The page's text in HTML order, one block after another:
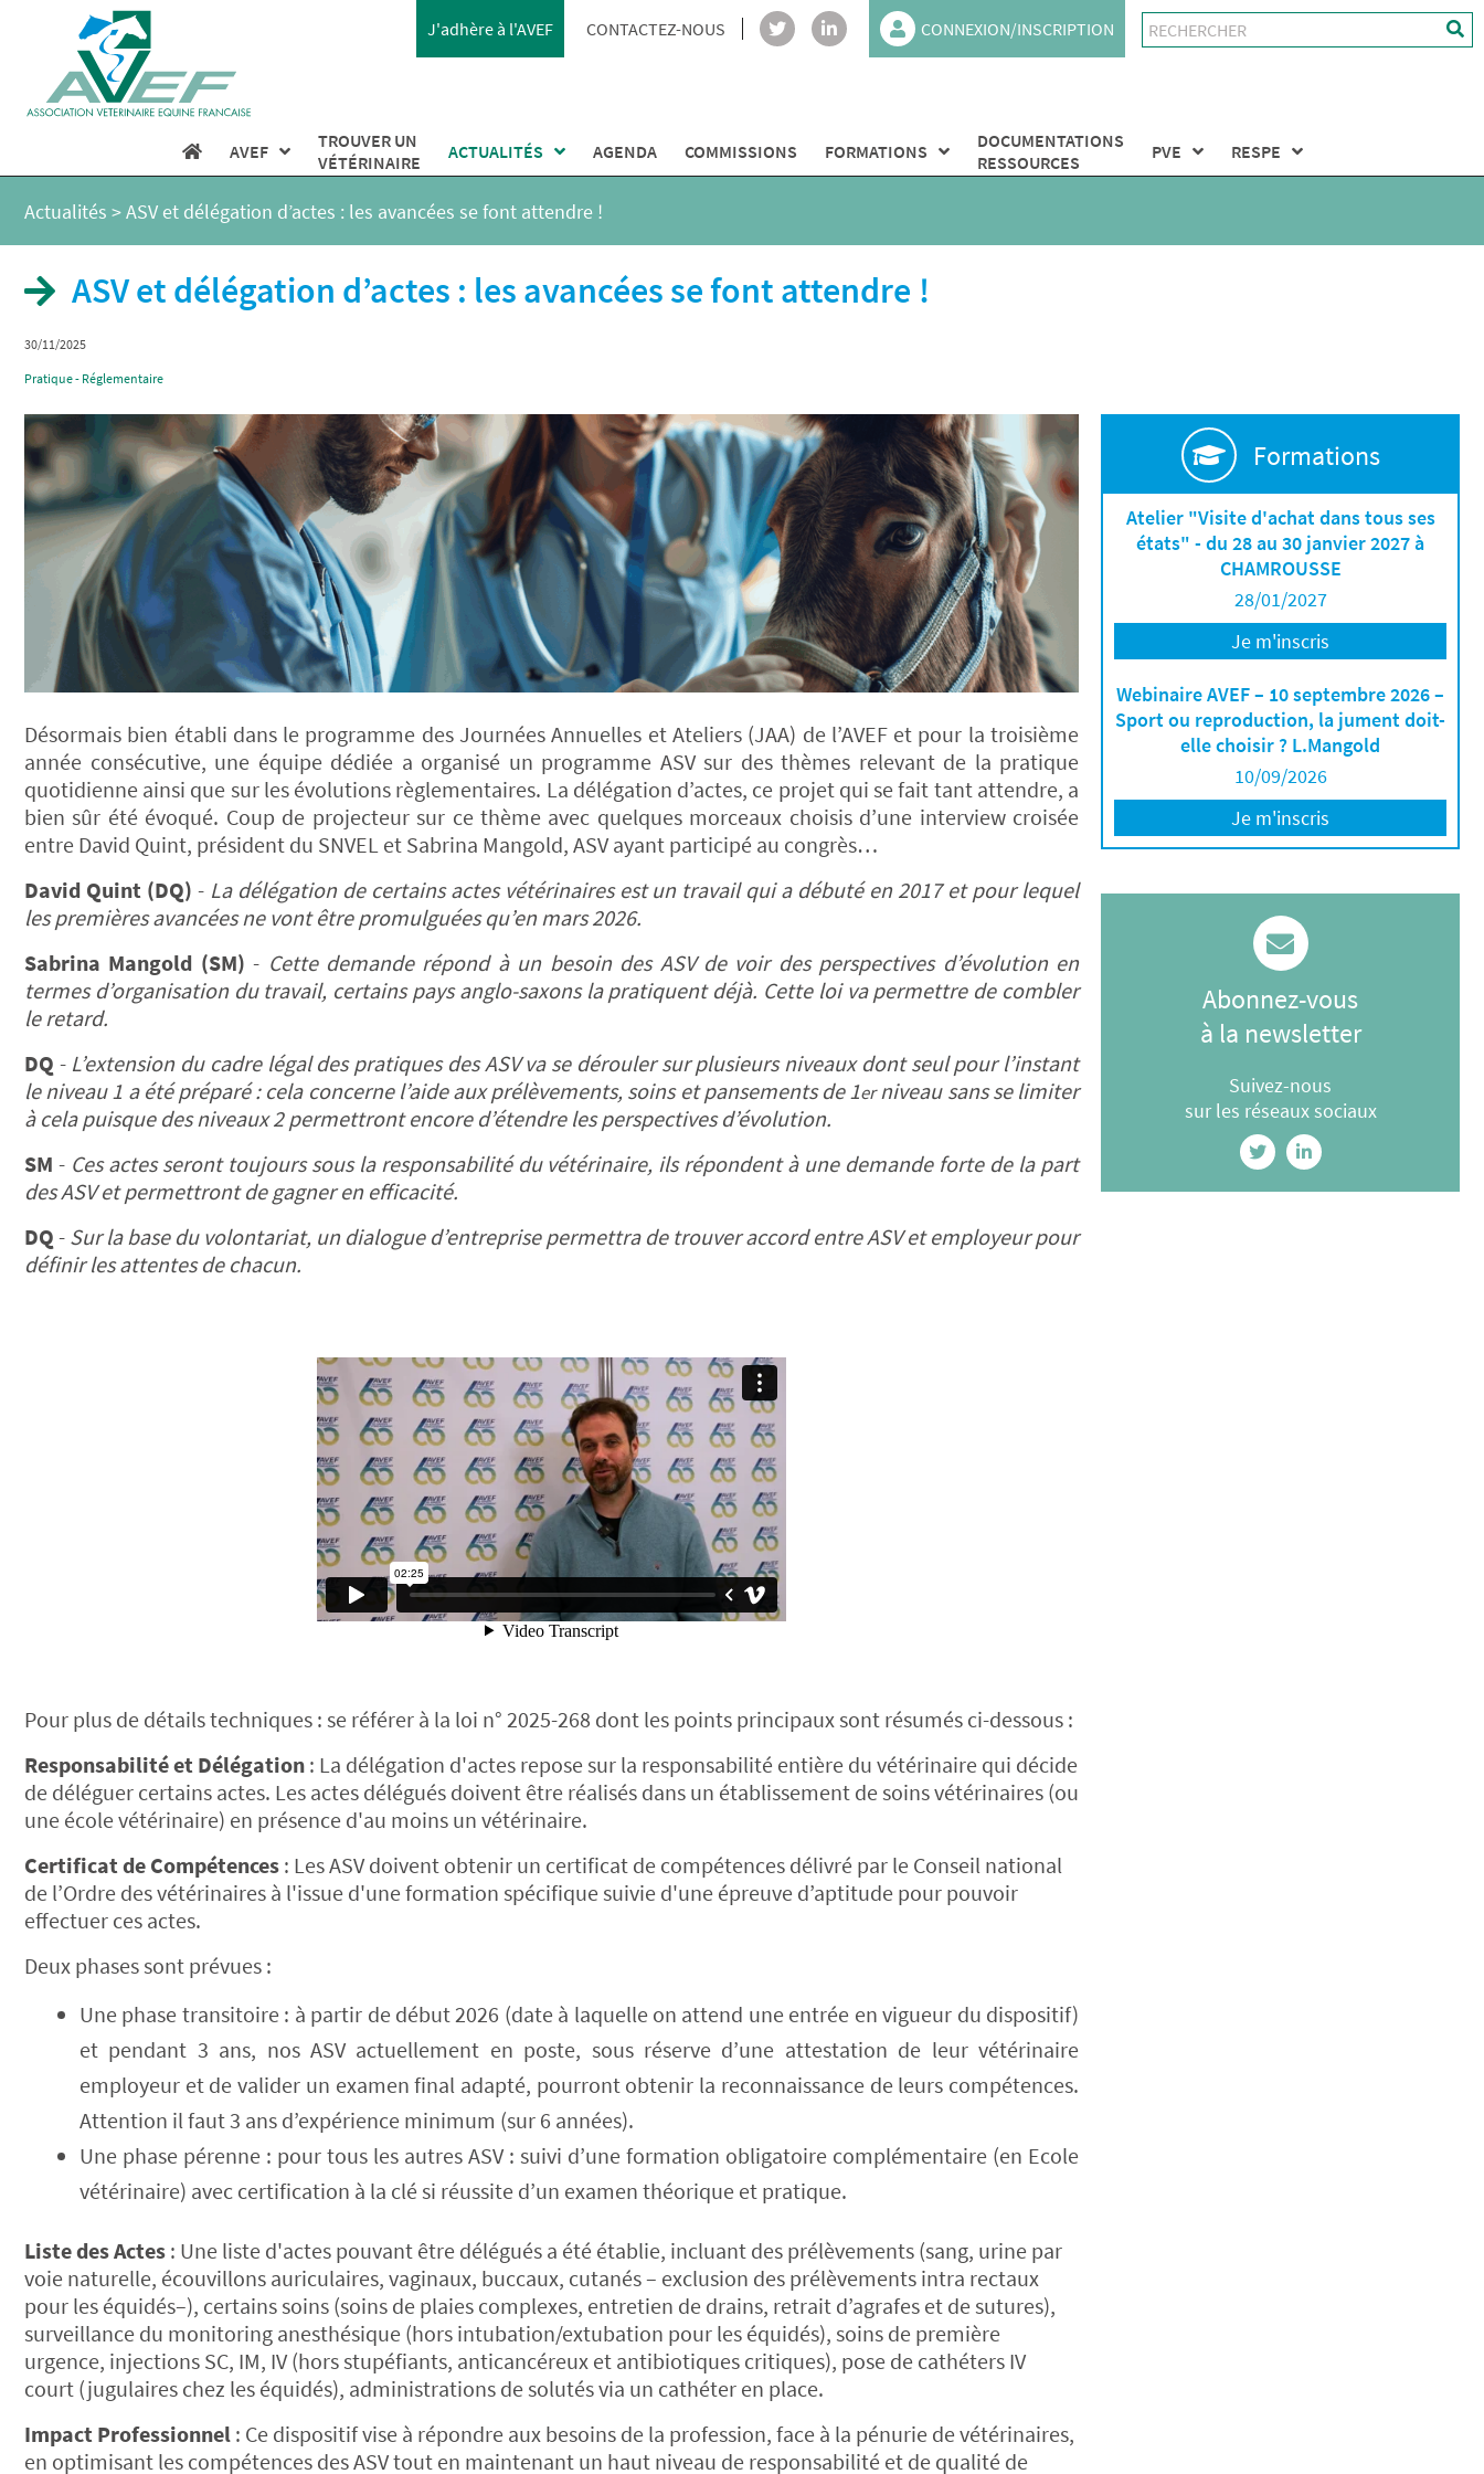
J'adhère à l'AVEF CONTACTEZ-NOUS CONNEXION/INSCRIPTION
AVEF
TROUVER UN
VÉTÉRINAIRE
ACTUALITÉS AGENDA COMMISSIONS FORMATIONS
DOCUMENTATIONS
RESSOURCES
PVE RESPE
Actualités >ASV et délégation d’actes : les avancées se font attendre !
ASV et délégation d’actes : les avancées se font attendre !
30/11/2025
Pratique - Réglementaire
Désormais bien établi dans le programme des Journées Annuelles et Ateliers (JAA) de l’AVEF et pour la troisième
année consécutive, une équipe dédiée a organisé un programme ASV sur des thèmes relevant de la pratique
quotidienne ainsi que sur les évolutions règlementaires. La délégation d’actes, ce projet qui se fait tant attendre, a
bien sûr été évoqué. Coup de projecteur sur ce thème avec quelques morceaux choisis d’une interview croisée
entre David Quint, président du SNVEL et Sabrina Mangold, ASV ayant participé au congrès…
David Quint (DQ) - La délégation de certains actes vétérinaires est un travail qui a débuté en 2017 et pour lequel
les premières avancées ne vont être promulguées qu’en mars 2026.
Sabrina Mangold (SM)- Cette demande répond à un besoin des ASV de voir des perspectives d’évolution en
termes d’organisation du travail, certains pays anglo-saxons la pratiquent déjà. Cette loi va permettre de combler
le retard.
DQ - L’extension du cadre légal des pratiques des ASV va se dérouler sur plusieurs niveaux dont seul pour l’instant
le niveau 1 a été préparé : cela concerne l’aide aux prélèvements, soins et pansements de 1erniveau sans se limiter
à cela puisque des niveaux 2 permettront encore d’étendre les perspectives d’évolution.
SM - Ces actes seront toujours sous la responsabilité du vétérinaire, ils répondent à une demande forte de la part
des ASV et permettront de gagner en efficacité.
DQ - Sur la base du volontariat, un dialogue d’entreprise permettra de trouver accord entre ASV et employeur pour
définir les attentes de chacun.
Pour plus de détails techniques : se référer à la loi n° 2025-268 dont les points principaux sont résumés ci-dessous :
Responsabilité et Délégation : La délégation d'actes repose sur la responsabilité entière du vétérinaire qui décide
de déléguer certains actes. Les actes délégués doivent être réalisés dans un établissement de soins vétérinaires (ou
une école vétérinaire) en présence d'au moins un vétérinaire.
Certificat de Compétences : Les ASV doivent obtenir un certificat de compétences délivré par le Conseil national
de l’Ordre des vétérinaires à l'issue d'une formation spécifique suivie d'une épreuve d’aptitude pour pouvoir
effectuer ces actes.
Deux phases sont prévues :
Une phase transitoire : à partir de début 2026 (date à laquelle on attend une entrée en vigueur du dispositif)
et pendant 3 ans, nos ASV actuellement en poste, sous réserve d’une attestation de leur vétérinaire
employeur et de valider un examen final adapté, pourront obtenir la reconnaissance de leurs compétences.
Attention il faut 3 ans d’expérience minimum (sur 6 années).
Une phase pérenne : pour tous les autres ASV : suivi d’une formation obligatoire complémentaire (en Ecole
vétérinaire) avec certification à la clé si réussite d’un examen théorique et pratique.
Liste des Actes : Une liste d'actes pouvant être délégués a été établie, incluant des prélèvements (sang, urine par
voie naturelle, écouvillons auriculaires, vaginaux, buccaux, cutanés – exclusion des prélèvements intra rectaux
pour les équidés–), certains soins (soins de plaies complexes, entretien de drains, retrait d’agrafes et de sutures),
surveillance du monitoring anesthésique (hors intubation/extubation pour les équidés), soins de première
urgence, injections SC, IM, IV (hors stupéfiants, anticancéreux et antibiotiques critiques), pose de cathéters IV
court (jugulaires chez les équidés), administrations de solutés via un cathéter en place.
Impact Professionnel : Ce dispositif vise à répondre aux besoins de la profession, face à la pénurie de vétérinaires,
en optimisant les compétences des ASV tout en maintenant un haut niveau de responsabilité et de qualité de
Formations
Atelier "Visite d'achat dans tous ses
états" - du 28 au 30 janvier 2027 à
CHAMROUSSE
28/01/2027
Je m'inscris
Webinaire AVEF – 10 septembre 2026 –
Sport ou reproduction, la jument doit-
elle choisir ? L.Mangold
10/09/2026
Je m'inscris
Abonnez-vous
à la newsletter
Suivez-nous
sur les réseaux sociaux